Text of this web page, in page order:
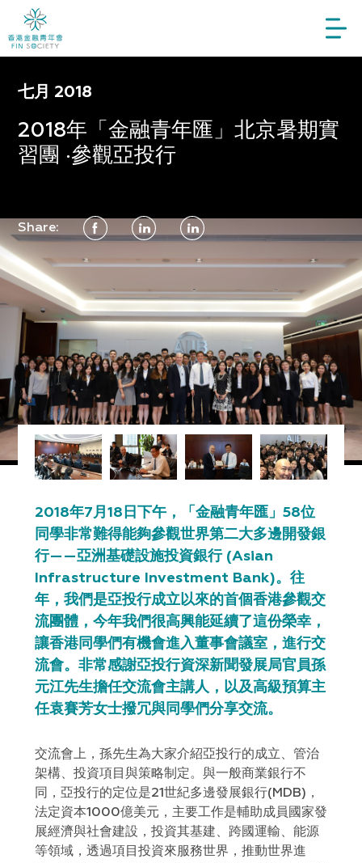
七月 2018
2018年「金融青年匯」北京暑期實
習團 ‧參觀亞投行
Share:
2018年7月18日下午，「金融青年匯」58位
同學非常難得能夠參觀世界第二大多邊開發銀
行——亞洲基礎設施投資銀行 (Asian
Infrastructure Investment Bank)。往
年，我們是亞投行成立以來的首個香港參觀交
流團體，今年我們很高興能延續了這份榮幸，
讓香港同學們有機會進入董事會議室，進行交
流會。非常感謝亞投行資深新聞發展局官員孫
元江先生擔任交流會主講人，以及高級預算主
任袁賽芳女士撥冗與同學們分享交流。
交流會上，孫先生為大家介紹亞投行的成立、管治
架構、投資項目與策略制定。與一般商業銀行不
同，亞投行的定位是21世紀多邊發展銀行(MDB)，
法定資本1000億美元，主要工作是輔助成員國家發
展經濟與社會建設，投資其基建、跨國運輸、能源
等領域，透過項目投資來服務世界，推動世界進